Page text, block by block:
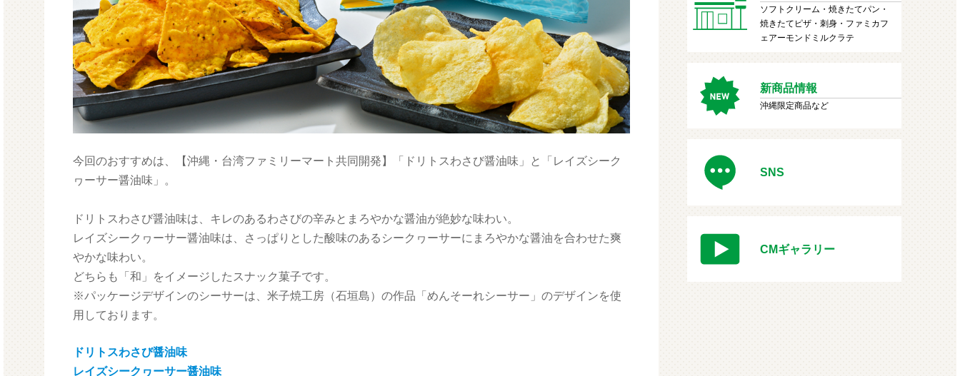
今回のおすすめは、【沖縄・台湾ファミリーマート共同開発】「ドリトスわさび醤油味」と「レイズシーク
ヮーサー醤油味」。
ドリトスわさび醤油味は、キレのあるわさびの辛みとまろやかな醤油が絶妙な味わい。
レイズシークヮーサー醤油味は、さっぱりとした酸味のあるシークヮーサーにまろやかな醤油を合わせた爽
やかな味わい。
どちらも「和」をイメージしたスナック菓子です。
※パッケージデザインのシーサーは、米子焼工房（石垣島）の作品「めんそーれシーサー」のデザインを使
用しております。
ドリトスわさび醤油味
レイズシークヮーサー醤油味
ソフトクリーム・焼きたてパン・
焼きたてピザ・刺身・ファミカフ
ェアーモンドミルクラテ
新商品情報
沖縄限定商品など
SNS
CMギャラリー